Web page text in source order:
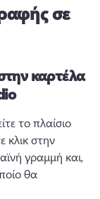
σε
καρτέλα
το πλαίσιο
κλικ στην
γραμμή και,
θα